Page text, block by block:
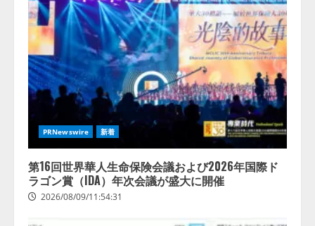
PRNewswire 新着
第16回世界華人生命保険会議および2026年国際ド
ラゴン賞（IDA）年次会議が盛大に開催
2026/08/09/11:54:31